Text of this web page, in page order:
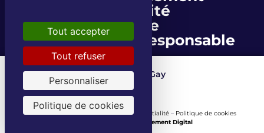
Tout accepter
Tout refuser
Personnaliser
Politique de cookies
Proximité
Écoute
Entreprise écoresponsable
Les Fils de Louis Gay
Depuis 1871
Mentions Légales–Politique de confidentialité – Politique de cookies
Tout Simplement Digital